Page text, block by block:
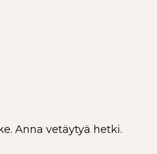
Anna vetäytyä hetki.